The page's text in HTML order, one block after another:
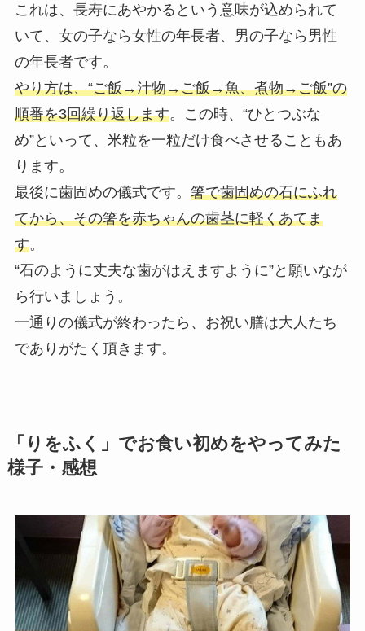
これは、長寿にあやかるという意味が込められて
いて、女の子なら女性の年長者、男の子なら男性
の年長者です。
やり方は、“ご飯→汁物→ご飯→魚、煮物→ご飯”の
順番を3回繰り返します。この時、“ひとつぶな
め”といって、米粒を一粒だけ食べさせることもあ
ります。
最後に歯固めの儀式です。 箸で歯固めの石にふれ
てから、その箸を赤ちゃんの歯茎に軽くあてま
す。
“石のように丈夫な歯がはえますように”と願いなが
ら行いましょう。
一通りの儀式が終わったら、お祝い膳は大人たち
でありがたく頂きます。
「りをふく」でお食い初めをやってみた
様子・感想